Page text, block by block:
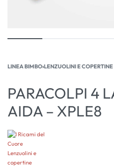
LINEA BIMBO›LENZUOLINI E COPERTINE
PARACOLPI 4
AIDA – XPLE8